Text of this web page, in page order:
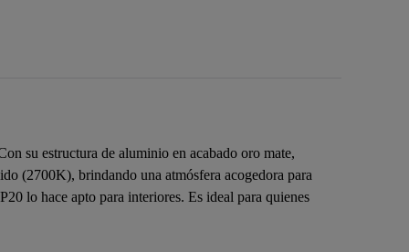
su estructura de aluminio en acabado oro mate,
(2700K), brindando una atmósfera acogedora para
lo hace apto para interiores. Es ideal para quienes